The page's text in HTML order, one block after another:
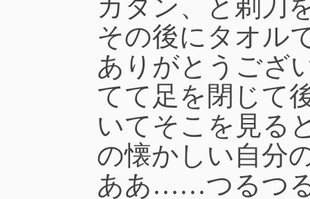
カタン、と剃刀
その後にタオル
ありがとうござ
てて足を閉じて
いてそこを見る
の懐かしい自分
ああ……つるつ